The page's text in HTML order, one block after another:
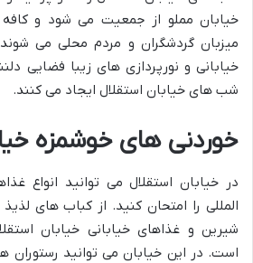
خیابان مملو از جمعیت می شود و کافه
میزبان گردشگران و مردم محلی می
خیابانی و نورپردازی های زیبا فضایی
شب های خیابان استقلال ایجاد می کنند.
خوردنی های خوشمزه
در خیابان استقلال می توانید انواع
المللی را امتحان کنید. از کباب های
شیرین و غذاهای خیابانی خیابان
است. در این خیابان می توانید رستوران